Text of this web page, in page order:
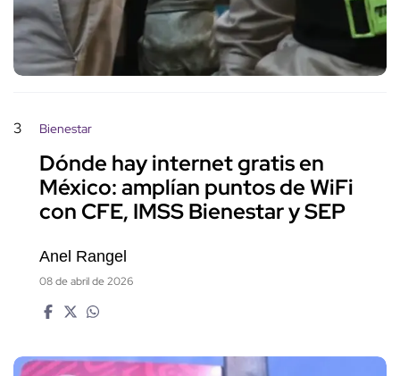
3 Bienestar
Dónde hay internet gratis en
México: amplían puntos de WiFi
con CFE, IMSS Bienestar y SEP
Anel Rangel
08 de abril de 2026